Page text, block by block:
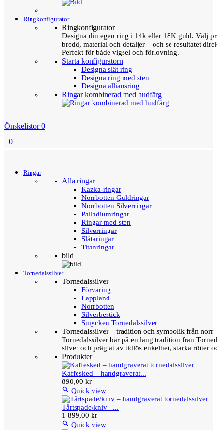
Ringkonfigurator
Ringkonfigurator
Designa din egen ring i 14k eller 18K guld. Välj
bredd, material och detaljer – och se resultatet
Perfekt för både vigsel och förlovning.
Starta konfiguratorn
Designa slät ring
Designa ring med sten
Designa alliansring
Ringar kombinerad med hudfärg
Önskelistor 0
0
Ringar
Alla ringar
Kazka-ringar
Norrbotten Guldringar
Norrbotten Silverringar
Palladiumringar
Ringar med sten
Silverringar
Slätaringar
Titanringar
bild
Tornedalssilver
Tornedalssilver
Förvaring
Lappland
Norrbotten
Silverbestick
Smycken Tornedalssilver
Tornedalssilver – tradition och symbolik från norr
Tornedalssilver bär på en lång tradition från
silver och präglat av tidlös enkelhet, starka rötter
Produkter
Kaffesked – handgraverat...
890,00 kr
 Quick view
Tårtspade/kniv –...
1 899,00 kr
 Quick view